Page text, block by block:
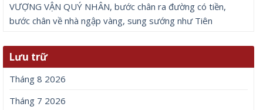
VƯỢNG VẬN QUÝ NHÂN, bước chân ra đường có tiền,
bước chân về nhà ngập vàng, sung sướng như Tiên
Lưu trữ
Tháng 8 2026
Tháng 7 2026